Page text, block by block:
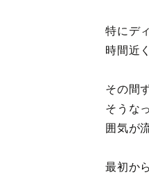
特にデ
時間近
その間
そうな
囲気が
最初か